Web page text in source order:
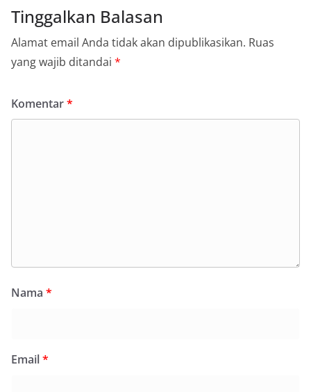
Tinggalkan Balasan
Alamat email Anda tidak akan dipublikasikan. Ruas
yang wajib ditandai *
Komentar*
Nama *
Email*